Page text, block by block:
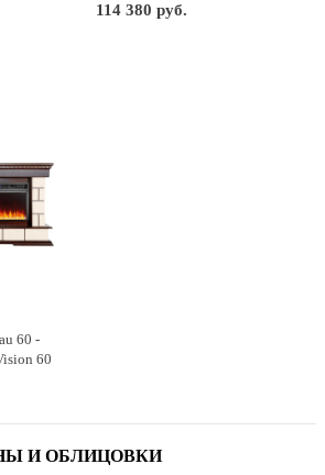
LED
114 380 руб.
60 -
60
И ОБЛИЦОВКИ